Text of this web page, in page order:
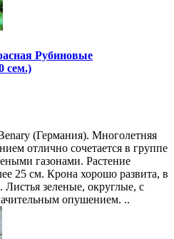
Рубиновые
сем.)
(Германия). Многолетняя
отлично сочетается в группе
газонами. Растение
25 см. Крона хорошо развита, в
Листья зеленые, округлые, с
опушением. ..